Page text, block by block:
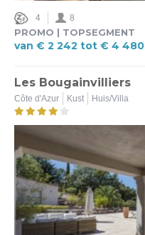
4 8
PROMO | TOPSEGMENT
van € 2 242 tot € 4 480
Les Bougainvilliers
Côte d'Azur Kust Huis/Villa